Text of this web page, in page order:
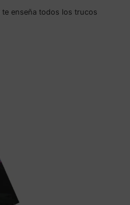
te enseña todos los trucos